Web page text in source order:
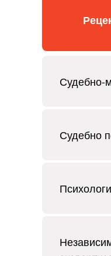
Судебно-
Судебно